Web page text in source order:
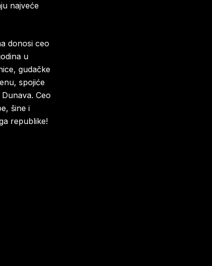
najveće
donosi ceo
u
gudačke
spojiće
Ceo
šine i
republike!